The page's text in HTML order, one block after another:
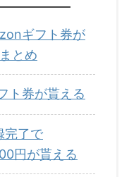
ギフト券が
とめ
ト券が貰える
完了で
円が貰える